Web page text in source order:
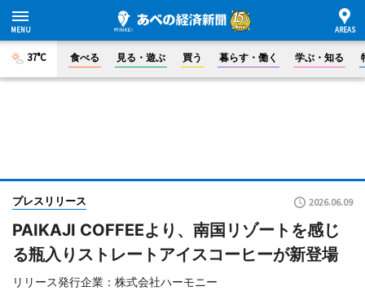
37°C 食べる 見る・遊ぶ 買う 暮らす・働く 学ぶ・知る
プレスリリース 2026.06.09
PAIKAJI COFFEEより、南国リゾートを感じ
る瓶入りストレートアイスコーヒーが新登場
リリース発行企業：株式会社ハーモニー